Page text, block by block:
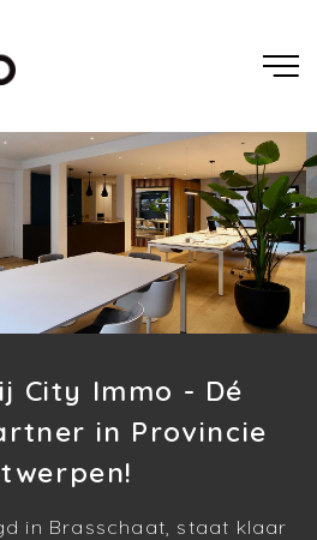
City Immo - Dé
in Provincie
in Brasschaat, staat klaar